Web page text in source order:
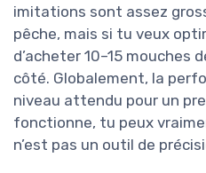
imitations sont assez
pêche, mais si tu veux
d’acheter 10–15 mouches
côté. Globalement, la
niveau attendu pour un
fonctionne, tu peux
n’est pas un outil de